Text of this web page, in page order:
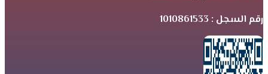
رقم السجل : 1010861533